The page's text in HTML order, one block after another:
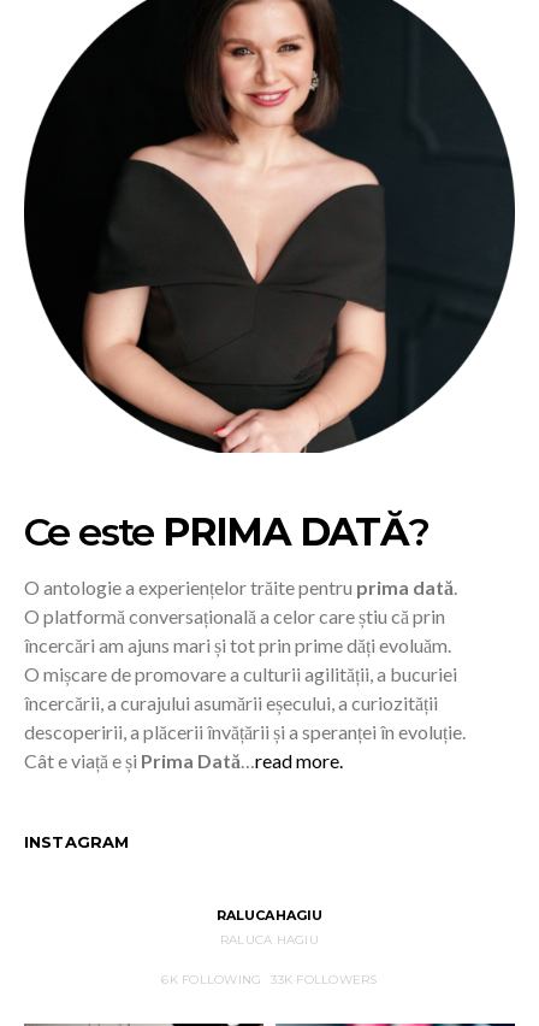
Ce este PRIMA DATĂ?
O antologie a experiențelor trăite pentru prima dată.
O platformă conversațională a celor care știu că prin
încercări am ajuns mari și tot prin prime dăți evoluăm.
O mișcare de promovare a culturii agilității, a bucuriei
încercării, a curajului asumării eșecului, a curiozității
descoperirii, a plăcerii învățării și a speranței în evoluție.
Cât e viață e și Prima Dată…read more.
INSTAGRAM
RALUCAHAGIU
RALUCA HAGIU
6KFOLLOWING 33K FOLLOWERS